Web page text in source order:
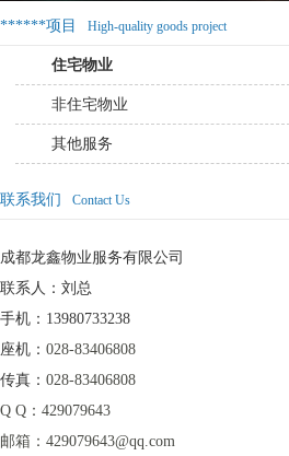
******项目 High-quality goods project
住宅物业
非住宅物业
其他服务
联系我们 Contact Us
成都龙鑫物业服务有限公司
联系人：刘总
手机：13980733238
座机： 028-83406808
传真： 028-83406808
Q Q： 429079643
邮箱： 429079643@qq.com